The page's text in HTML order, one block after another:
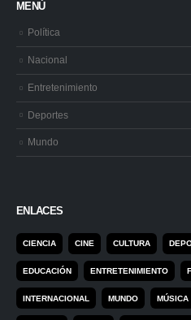
MENÚ
Política
Nacional
Entretenimiento
Deportes
Mundo
ENLACES
CIENCIA CINE CULTURA
EDUCACIÓN ENTRETENIMIENTO
INTERNACIONAL MUNDO MÚSICA